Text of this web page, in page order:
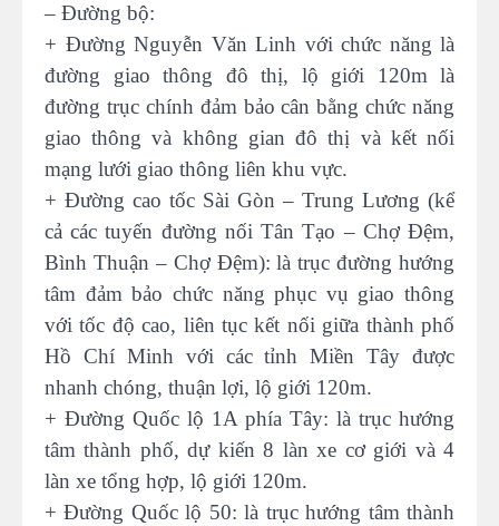
– Đường bộ:
+ Đường Nguyễn Văn Linh với chức năng là
đường giao thông đô thị, lộ giới 120m là
đường trục chính đảm bảo cân bằng chức năng
giao thông và không gian đô thị và kết nối
mạng lưới giao thông liên khu vực.
+ Đường cao tốc Sài Gòn – Trung Lương (kể
cả các tuyến đường nối Tân Tạo – Chợ Đệm,
Bình Thuận – Chợ Đệm): là trục đường hướng
tâm đảm bảo chức năng phục vụ giao thông
với tốc độ cao, liên tục kết nối giữa thành phố
Hồ Chí Minh với các tỉnh Miền Tây được
nhanh chóng, thuận lợi, lộ giới 120m.
+ Đường Quốc lộ 1A phía Tây: là trục hướng
tâm thành phố, dự kiến 8 làn xe cơ giới và 4
làn xe tổng hợp, lộ giới 120m.
+ Đường Quốc lộ 50: là trục hướng tâm thành